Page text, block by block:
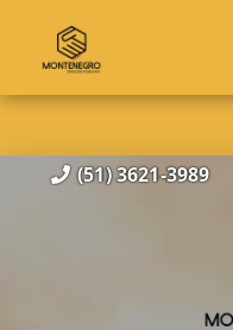
(51) 3621-3989